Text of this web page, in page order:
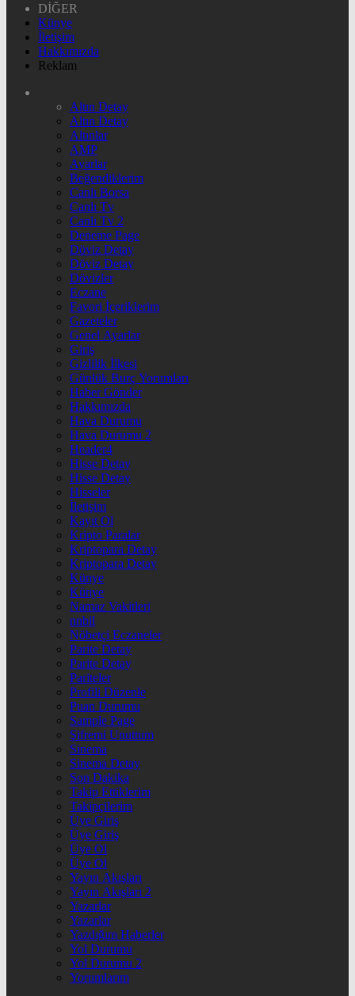
DİĞER
Künye
İletişim
Hakkımızda
Reklam
Altın Detay
Altın Detay
Altınlar
AMP
Ayarlar
Beğendiklerim
Canlı Borsa
Canlı Tv
Canlı Tv 2
Deneme Page
Döviz Detay
Döviz Detay
Dövizler
Eczane
Favori İçeriklerim
Gazeteler
Genel Ayarlar
Giriş
Gizlilik İlkesi
Günlük Burç Yorumları
Haber Gönder
Hakkımızda
Hava Durumu
Hava Durumu 2
Header4
Hisse Detay
Hisse Detay
Hisseler
İletişim
Kayıt Ol
Kripto Paralar
Kriptopara Detay
Kriptopara Detay
Künye
Künye
Namaz Vakitleri
nnbil
Nöbetçi Eczaneler
Parite Detay
Parite Detay
Pariteler
Profili Düzenle
Puan Durumu
Sample Page
Şifremi Unuttum
Sinema
Sinema Detay
Son Dakika
Takip Ettiklerim
Takipçilerim
Üye Giriş
Üye Giriş
Üye Ol
Üye Ol
Yayın Akışları
Yayın Akışları 2
Yazarlar
Yazarlar
Yazdığım Haberler
Yol Durumu
Yol Durumu 2
Yorumlarım